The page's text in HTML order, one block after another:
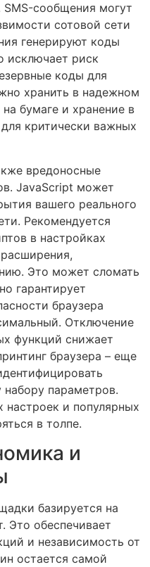
SMS-сообщения могут
сотовой сети
генерируют коды
исключает риск
коды для
хранить в надежном
бумаге и хранение в
критически важных
вредоносные
JavaScript может
вашего реального
Рекомендуется
в настройках
Это может сломать
гарантирует
браузера
Отключение
функций снижает
браузера – еще
параметров.
настроек и популярных
в толпе.
и
базируется на
Это обеспечивает
и независимость от
остается самой